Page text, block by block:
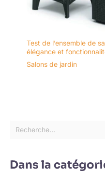
Test de l’ensemble de
élégance et
Salons de jardin
Dans la